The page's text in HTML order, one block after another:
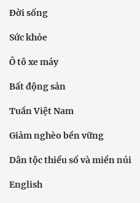
Đời sống
Sức khỏe
Ô tô xe máy
Bất động sản
Tuần Việt Nam
Giảm nghèo bền vững
Dân tộc thiểu số và miền núi
English